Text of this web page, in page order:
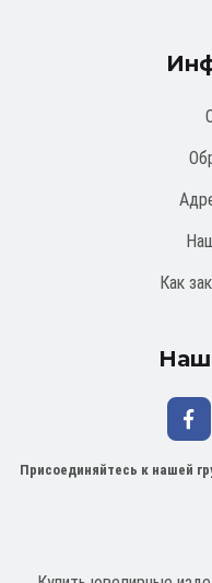
Как
Присоединяйтесь к нашей